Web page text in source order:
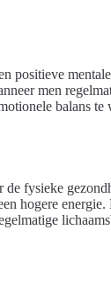
positieve
men
balans
fysieke
hogere